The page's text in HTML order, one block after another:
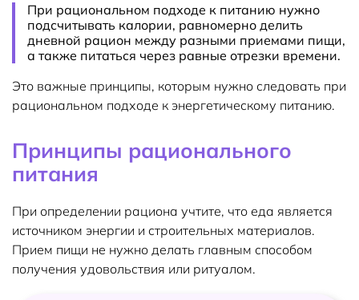
При рациональном подходе к питанию нужно
подсчитывать калории, равномерно делить
дневной рацион между разными приемами пищи,
а также питаться через равные отрезки времени.
Это важные принципы, которым нужно следовать при
рациональном подходе к энергетическому питанию.
Принципы рационального
питания
При определении рациона учтите, что еда является
источником энергии и строительных материалов.
Прием пищи не нужно делать главным способом
получения удовольствия или ритуалом.